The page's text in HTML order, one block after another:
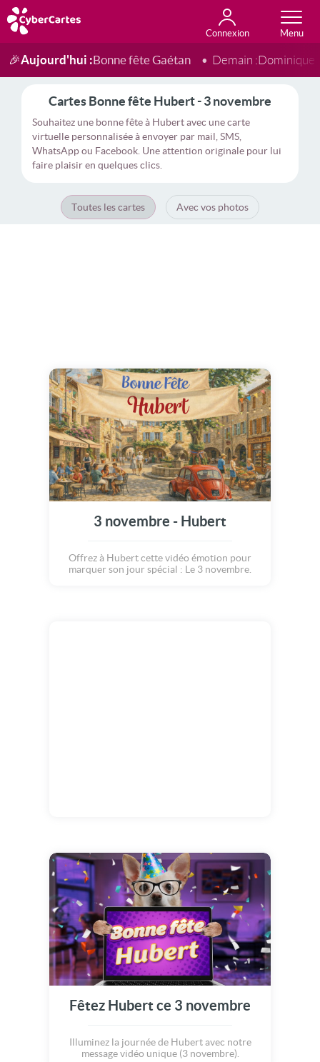
Connexion
Anniversaire
Fête du jour
Amour
Amitié
Merci
Toutes les cartes
🎉Aujourd'hui :Bonne fête Gaétan Demain :Dominique
Cartes Bonne fête Hubert - 3 novembre
Souhaitez une bonne fête à Hubert avec une carte
virtuelle personnalisée à envoyer par mail, SMS,
WhatsApp ou Facebook. Une attention originale pour lui
faire plaisir en quelques clics.
Toutes les cartes Avec vos photos
3 novembre - Hubert
Offrez à Hubert cette vidéo émotion pour
marquer son jour spécial : Le 3 novembre.
Fêtez Hubert ce 3 novembre
Illuminez la journée de Hubert avec notre
message vidéo unique (3 novembre).